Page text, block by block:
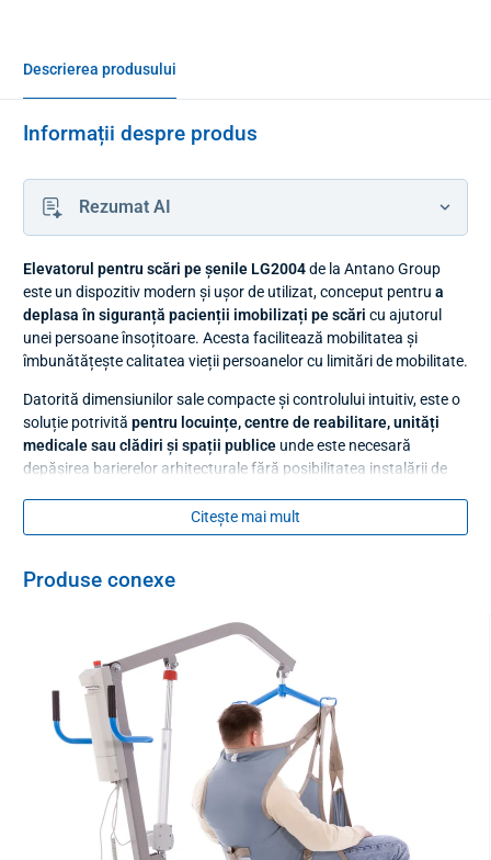
Descrierea produsului
Informații despre produs
Rezumat AI
Elevatorul pentru scări pe șenile LG2004de la Antano Group
este un dispozitiv modern și ușor de utilizat, conceput pentru a
deplasa în siguranță pacienții imobilizați pe scări cu ajutorul
unei persoane însoțitoare. Acesta facilitează mobilitatea și
îmbunătățește calitatea vieții persoanelor cu limitări de mobilitate.
Datorită dimensiunilor sale compacte și controlului intuitiv, este o
soluție potrivită pentru locuințe, centre de reabilitare, unități
medicale sau clădiri și spații publice unde este necesară
depășirea barierelor arhitecturale fără posibilitatea instalării de
Beneficiile unui dispozitiv de urcat scări
Elevatorul pentru scări pe șenile este echipat cu un sistem special
de șenile care asigură o mișcare lină pe scări. Se caracterizează
Citește mai mult
Produse conexe